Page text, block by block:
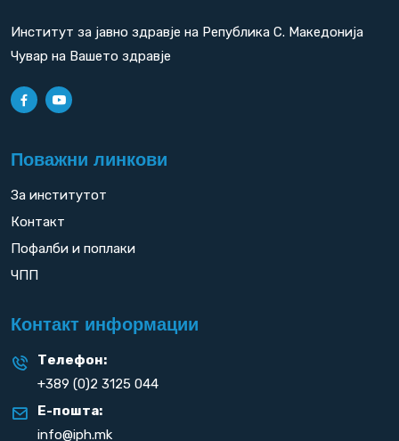
Институт за јавно здравје на Република С. Македонија
Чувар на Вашето здравје
Поважни линкови
За институтот
Контакт
Пофалби и поплаки
ЧПП
Контакт информации
Телефон:
+389 (0)2 3125 044
Е-пошта:
info@iph.mk